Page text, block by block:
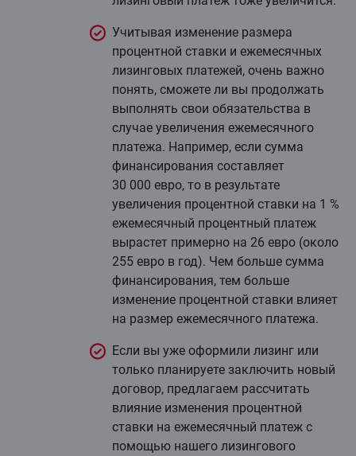
Учитывая изменение размера
процентной ставки и ежемесячных
лизинговых платежей, очень важно
понять, сможете ли вы продолжать
выполнять свои обязательства в
случае увеличения ежемесячного
платежа. Например, если сумма
финансирования составляет
30 000 евро, то в результате
увеличения процентной ставки на 1 %
ежемесячный процентный платеж
вырастет примерно на 26 евро (около
255 евро в год). Чем больше сумма
финансирования, тем больше
изменение процентной ставки влияет
на размер ежемесячного платежа.
Если вы уже оформили лизинг или
только планируете заключить новый
договор, предлагаем рассчитать
влияние изменения процентной
ставки на ежемесячный платеж с
помощью нашего лизингового